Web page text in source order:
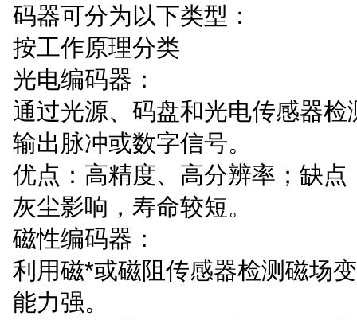
码器可分为以下类型：
按工作原理分类
光电编码器：
通过光源、码盘和光电传感器检
输出脉冲或数字信号。
优点：高精度、高分辨率；缺点
灰尘影响，寿命较短。
磁性编码器：
利用磁*或磁阻传感器检测磁场
能力强。